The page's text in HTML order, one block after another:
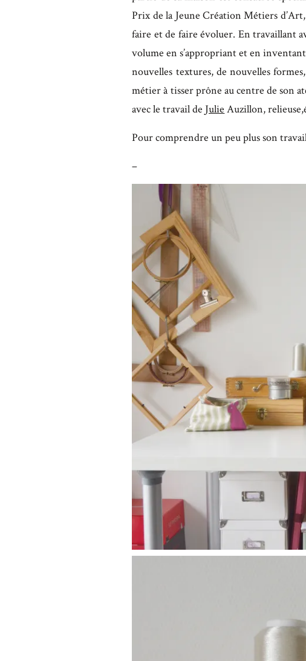
Prix de la Jeune Création Métiers
faire et de faire évoluer. En travaillant
volume en s’appropriant et en
nouvelles textures, de nouvelles
métier à tisser prône au centre de son
avec le travail de Julie Auzillon,
Pour comprendre un peu plus son
–